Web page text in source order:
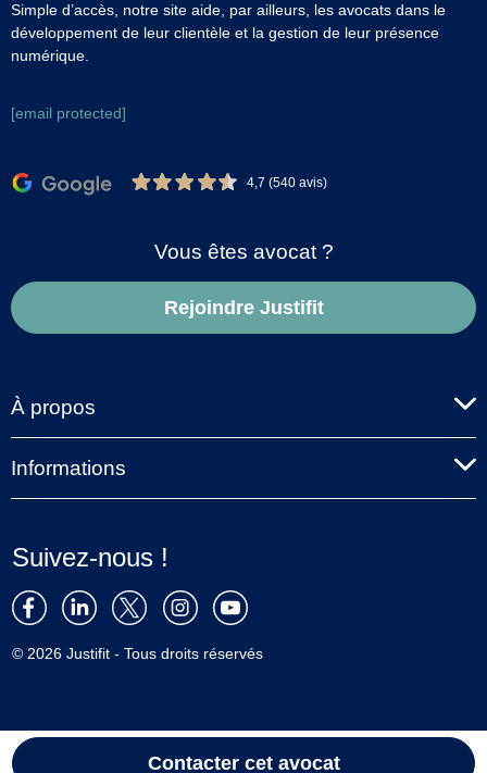
Contacter cet avocat
Simple d’accès, notre site aide, par ailleurs, les avocats dans le
développement de leur clientèle et la gestion de leur présence
numérique.
[email protected]
4,7 (540 avis)
Vous êtes avocat ?
Rejoindre Justifit
À propos
Informations
Suivez-nous !
© 2026 Justifit - Tous droits réservés